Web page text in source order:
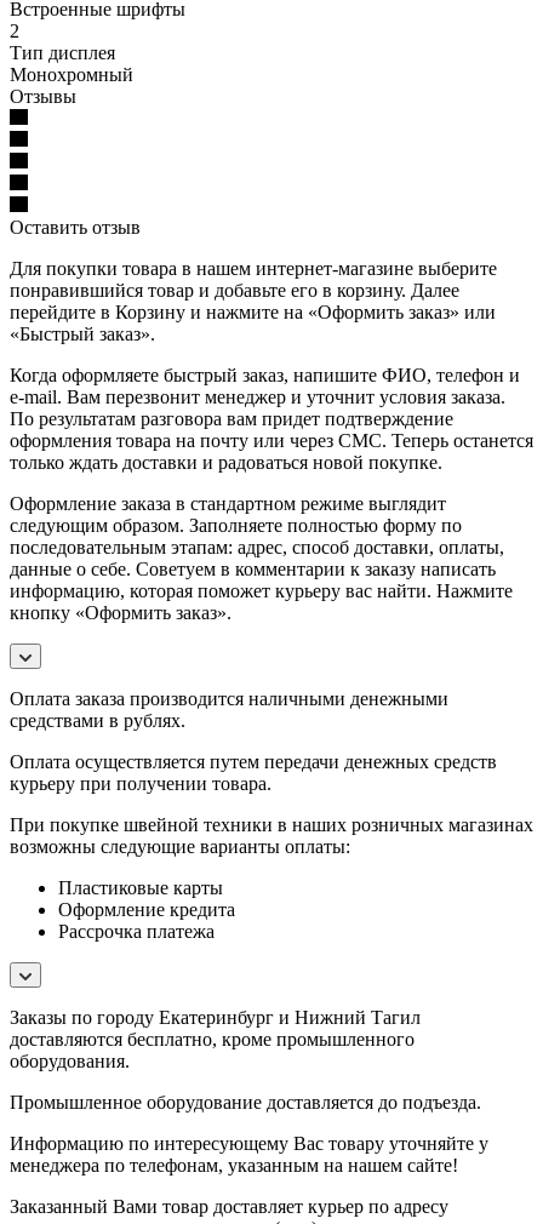
Встроенные шрифты
2
Тип дисплея
Монохромный
Отзывы
Оставить отзыв
Для покупки товара в нашем интернет-магазине выберите
понравившийся товар и добавьте его в корзину. Далее
перейдите в Корзину и нажмите на «Оформить заказ» или
«Быстрый заказ».
Когда оформляете быстрый заказ, напишите ФИО, телефон и
e-mail. Вам перезвонит менеджер и уточнит условия заказа.
По результатам разговора вам придет подтверждение
оформления товара на почту или через СМС. Теперь останется
только ждать доставки и радоваться новой покупке.
Оформление заказа в стандартном режиме выглядит
следующим образом. Заполняете полностью форму по
последовательным этапам: адрес, способ доставки, оплаты,
данные о себе. Советуем в комментарии к заказу написать
информацию, которая поможет курьеру вас найти. Нажмите
кнопку «Оформить заказ».
Оплата заказа производится наличными денежными
средствами в рублях.
Оплата осуществляется путем передачи денежных средств
курьеру при получении товара.
При покупке швейной техники в наших розничных магазинах
возможны следующие варианты оплаты:
Пластиковые карты
Оформление кредита
Рассрочка платежа
Заказы по городу Екатеринбург и Нижний Тагил
доставляются бесплатно, кроме промышленного
оборудования.
Промышленное оборудование доставляется до подъезда.
Информацию по интересующему Вас товару уточняйте у
менеджера по телефонам, указанным на нашем сайте!
Заказанный Вами товар доставляет курьер по адресу